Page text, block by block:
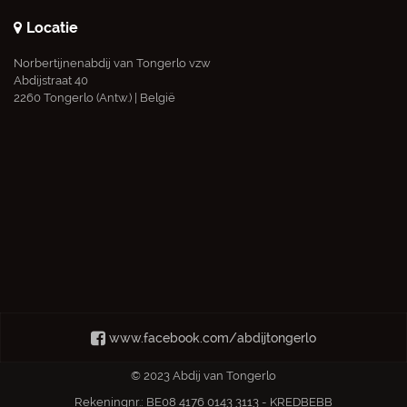
Locatie
Norbertijnenabdij van Tongerlo vzw
Abdijstraat 40
2260 Tongerlo (Antw.) | België
www.facebook.com/abdijtongerlo
© 2023 Abdij van Tongerlo
Rekeningnr.: BE08 4176 0143 3113 - KREDBEBB